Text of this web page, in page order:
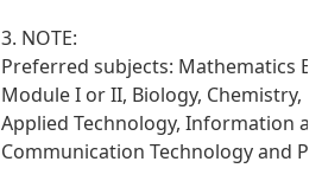
3. NOTE:
Preferred subjects: Mathematics
Module I or II, Biology, Chemistry,
Applied Technology, Information
Communication Technology and